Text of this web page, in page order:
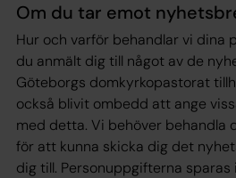
Om du tar emot
Hur och varför behandlar vi dina
du anmält dig till något av de
Göteborgs domkyrkopastorat
också blivit ombedd att ange
med detta. Vi behöver behandla
för att kunna skicka dig det
dig till. Personuppgifterna